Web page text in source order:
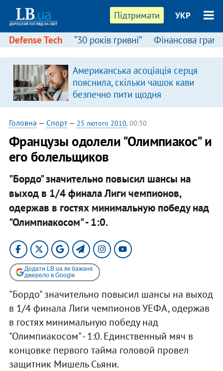
Підтримати УКР
Defense Tech “30 років гривні” Фінансова
Американська асоціація серця
пояснила, скільки чашок кави
безпечно пити щодня
Головна — Спорт— 25 лютого 2010, 00:30
Французы одолели "Олимпиакос" и
его болельщиков
"Бордо" значительно повысил шансы на
выход в 1/4 финала Лиги чемпионов,
одержав в гостях минимальную победу над
"Олимпиакосом" - 1:0.
Додати LB.ua як бажане
джерело в Google
"Бордо" значительно повысил шансы на выход
в 1/4 финала Лиги чемпионов УЕФА, одержав
в гостях минимальную победу над
"Олимпиакосом" - 1:0. Единственный мяч в
концовке первого тайма головой провел
защитник Мишель Сьяни.